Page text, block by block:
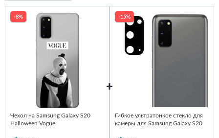
-8%
Чехол на Samsung Galaxy S20
Halloween Vogue
-15%
Гибкое ультратонкое стекло для
камеры для Samsung Galaxy S20